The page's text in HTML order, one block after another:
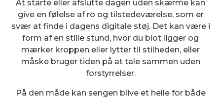
At starte eller afslutte dagen uden skærme kan
give en følelse af ro og tilstedeværelse, som er
svær at finde i dagens digitale støj. Det kan være i
form af en stille stund, hvor du blot ligger og
mærker kroppen eller lytter til stilheden, eller
måske bruger tiden på at tale sammen uden
forstyrrelser.
På den måde kan sengen blive et helle for både